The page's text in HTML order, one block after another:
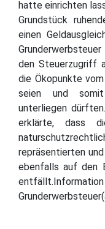
hatte einrichten
Grundstück
einen
den Steuerzugriff
die Ökopunkte
seien und
unterliegen
erklärte, dass
repräsentierten
ebenfalls auf den